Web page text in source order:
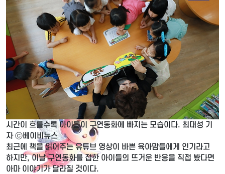
시간이 흐를수록 아이들이 구연동화에 빠지는 모습이다. 최대성 기
자 ⓒ베이비뉴스
최근에 책을 읽어주는 유튜브 영상이 바쁜 육아맘들에게 인기라고
하지만, 이날 구연동화를 접한 아이들의 뜨거운 반응을 직접 봤다면
아마 이야기가 달라질 것이다.